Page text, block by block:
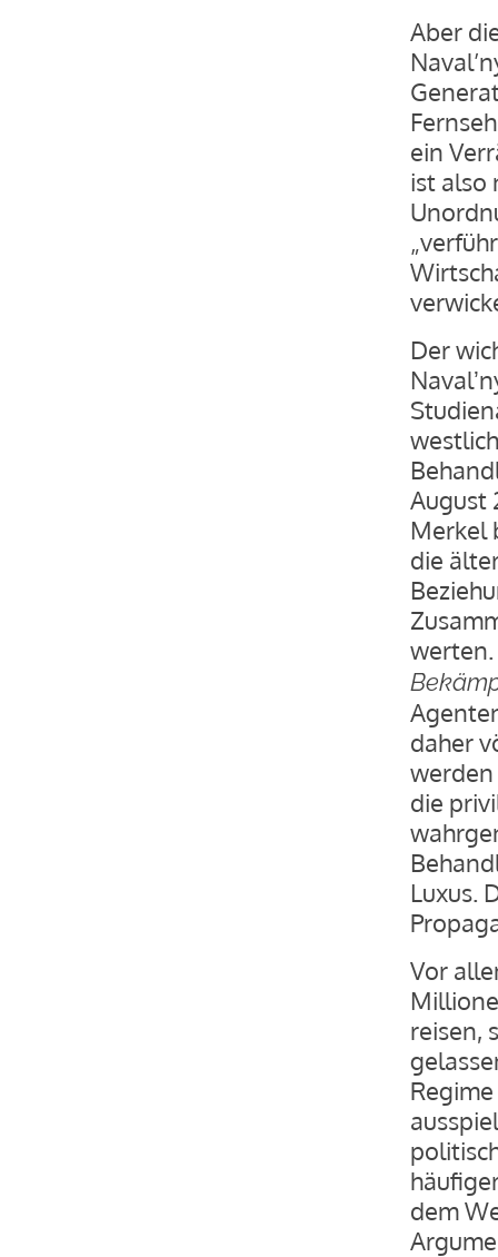
Aber
ein
ist also
Der
August
Merkel
die
werten.
daher
werden
die
Luxus.
Vor
reisen,
dem